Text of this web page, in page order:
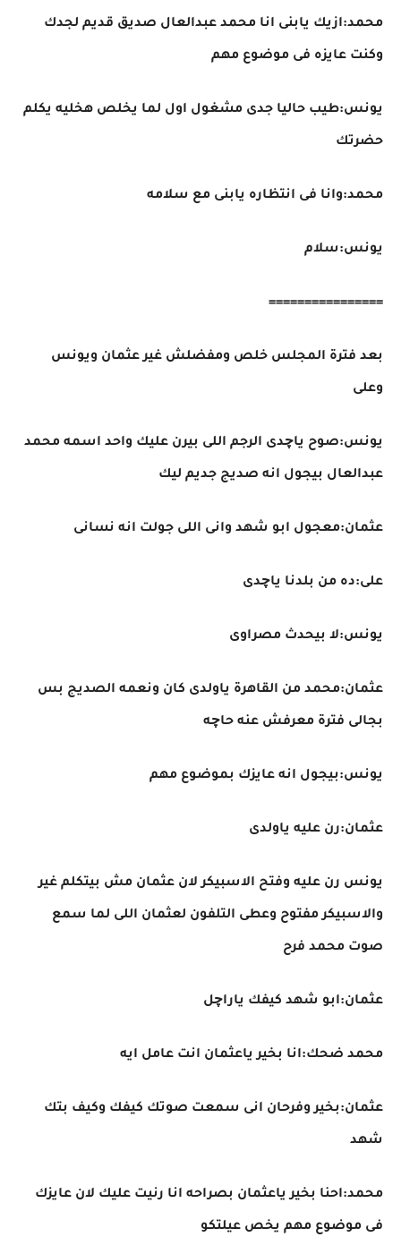
محمد:ازيك يابنى انا محمد عبدالعال صديق قديم لجدك
وكنت عايزه فى موضوع مهم
يونس:طيب حاليا جدى مشغول اول لما يخلص هخليه يكلم
حضرتك
محمد:وانا فى انتظاره يابنى مع سلامه
يونس:سلام
================
بعد فترة المجلس خلص ومفضلش غير عثمان ويونس
وعلى
يونس:صوح ياچدى الرجم اللى بيرن عليك واحد اسمه محمد
عبدالعال بيجول انه صديج جديم ليك
عثمان:معجول ابو شهد وانى اللى جولت انه نسانى
على:ده من بلدنا ياچدى
يونس:لا بيحدث مصراوى
عثمان:محمد من القاهرة ياولدى كان ونعمه الصديج بس
بجالى فترة معرفش عنه حاچه
يونس:بيجول انه عايزك بموضوع مهم
عثمان:رن عليه ياولدى
يونس رن عليه وفتح الاسبيكر لان عثمان مش بيتكلم غير
والاسبيكر مفتوح وعطى التلفون لعثمان اللى لما سمع
صوت محمد فرح
عثمان:ابو شهد كيفك ياراچل
محمد ضحك:انا بخير ياعثمان انت عامل ايه
عثمان:بخير وفرحان انى سمعت صوتك كيفك وكيف بتك
شهد
محمد:احنا بخير ياعثمان بصراحه انا رنيت عليك لان عايزك
فى موضوع مهم يخص عيلتكو